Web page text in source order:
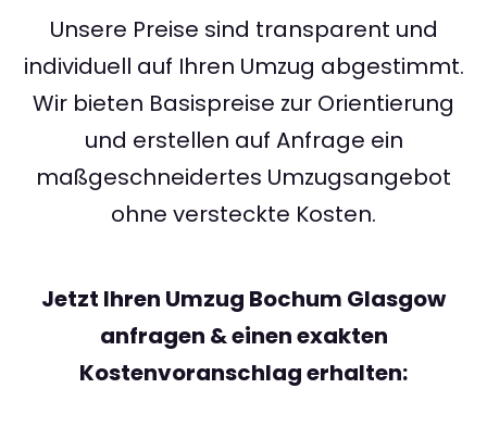
Unsere Preise sind transparent und
individuell auf Ihren Umzug abgestimmt.
Wir bieten Basispreise zur Orientierung
und erstellen auf Anfrage ein
maßgeschneidertes Umzugsangebot
ohne versteckte Kosten.
Jetzt Ihren Umzug Bochum Glasgow
anfragen & einen exakten
Kostenvoranschlag erhalten: